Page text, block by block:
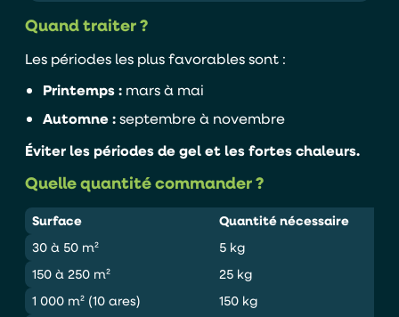
dans le cadre de ma demande de devis.
ENVOYER
Quand traiter ?
Les périodes les plus favorables sont :
Printemps : mars à mai
Automne :septembre à novembre
Éviter les périodes de gel et les fortes chaleurs.
Quelle quantité commander ?
Surface
Quantité nécessaire
30 à 50 m²
5 kg
150 à 250 m²
25 kg
1 000 m² (10 ares)
150 kg